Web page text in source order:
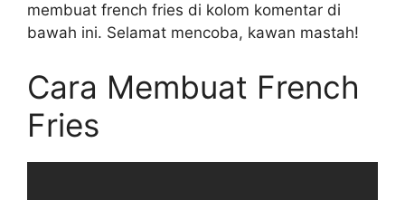
membuat french fries di kolom komentar di
bawah ini. Selamat mencoba, kawan mastah!
Cara Membuat French
Fries